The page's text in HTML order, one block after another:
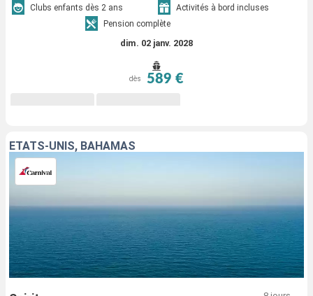
Clubs enfants dès 2 ans
Activités à bord incluses
Pension complète
dim. 02 janv. 2028
dès 589 €
ÉTATS-UNIS, BAHAMAS